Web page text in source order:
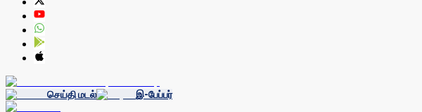
செய்தி மடல் இ-பேப்பர்